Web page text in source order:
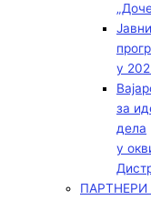
у
за
дела
у